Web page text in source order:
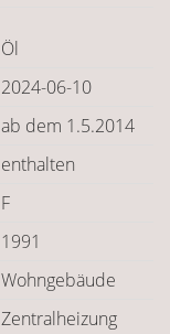
Öl
2024-06-10
ab dem 1.5.2014
enthalten
F
1991
Wohngebäude
Zentralheizung